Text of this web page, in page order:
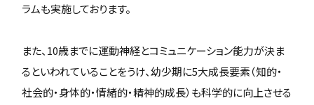
ラムも実施しております。
また、10歳までに運動神経とコミュニケーション能力が決ま
るといわれていることをうけ、幼少期に5大成長要素（知的・
社会的・身体的・情緒的・精神的成長）も科学的に向上させる